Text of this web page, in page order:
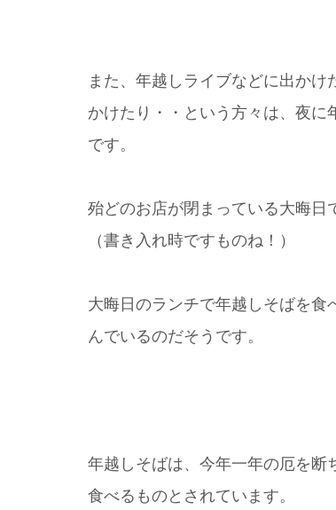
また、年越しライブなどに出か
かけたり・・という方々は、夜に
です。
殆どのお店が閉まっている大晦日
（書き入れ時ですものね！）
大晦日のランチで年越しそばを食
んでいるのだそうです。
年越しそばは、今年一年の厄を断
食べるものとされています。